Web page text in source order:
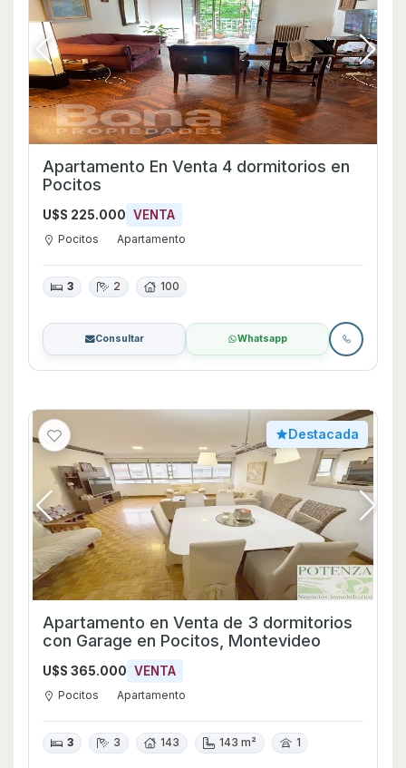
Apartamento En Venta 4 dormitorios en
Pocitos
U$S 225.000 VENTA
Pocitos Apartamento
3 2 100
Consultar Whatsapp
Destacada
Apartamento en Venta de 3 dormitorios
con Garage en Pocitos, Montevideo
U$S 365.000 VENTA
Pocitos Apartamento
3 3 143 143 m² 1